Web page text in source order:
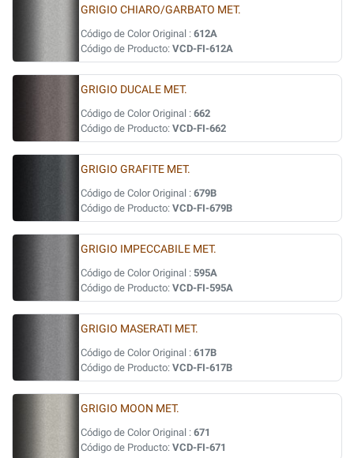
GRIGIO CHIARO/GARBATO MET.
Código de Color Original : 612A
Código de Producto: VCD-FI-612A
GRIGIO DUCALE MET.
Código de Color Original : 662
Código de Producto: VCD-FI-662
GRIGIO GRAFITE MET.
Código de Color Original : 679B
Código de Producto: VCD-FI-679B
GRIGIO IMPECCABILE MET.
Código de Color Original : 595A
Código de Producto: VCD-FI-595A
GRIGIO MASERATI MET.
Código de Color Original : 617B
Código de Producto: VCD-FI-617B
GRIGIO MOON MET.
Código de Color Original : 671
Código de Producto: VCD-FI-671